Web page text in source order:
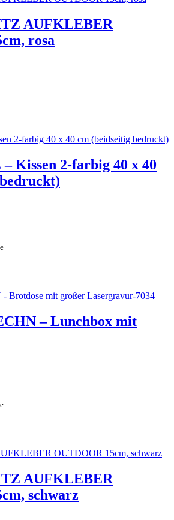
AUFKLEBER
rosa
Kissen 2-farbig 40 x 40
– Lunchbox mit
AUFKLEBER
schwarz